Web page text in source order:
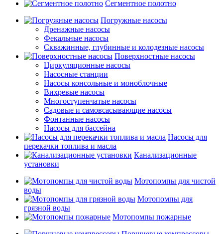
Сегментное полотно
Погружные насосы
Дренажные насосы
Фекальные насосы
Скважинные, глубинные и колодезные насосы
Поверхностные насосы
Циркуляционные насосы
Насосные станции
Насосы консольные и моноблочные
Вихревые насосы
Многоступенчатые насосы
Садовые и самовсасывающие насосы
Фонтанные насосы
Насосы для бассейна
Насосы для
перекачки топлива и масла
Канализационные
установки
Мотопомпы для чистой
воды
Мотопомпы для
грязной воды
Мотопомпы пожарные